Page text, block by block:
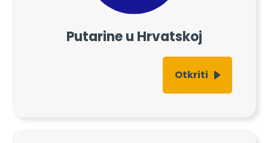
Putarine u Hrvatskoj
Otkriti